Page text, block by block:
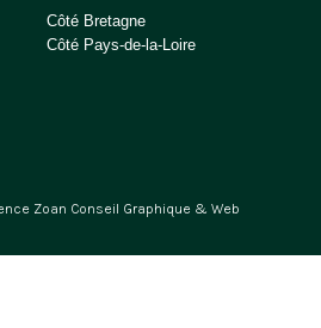
Côté Bretagne
Côté Pays-de-la-Loire
Zoan Conseil Graphique & Web